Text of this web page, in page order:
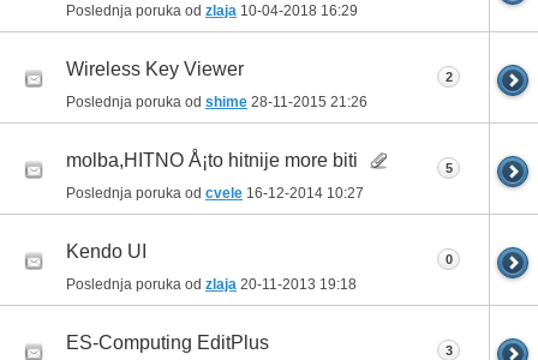
Poslednja poruka od zlaja 10-04-2018 16:29
Wireless Key Viewer
Poslednja poruka od shime 28-11-2015 21:26
2
molba,HITNO Å¡to hitnije more biti
Poslednja poruka od cvele 16-12-2014 10:27
5
Kendo UI
Poslednja poruka od zlaja 20-11-2013 19:18
0
ES-Computing EditPlus 3